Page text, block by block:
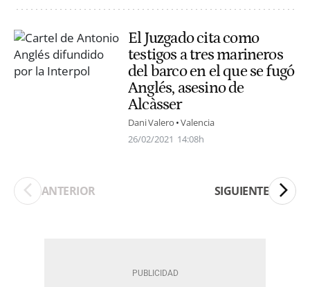
El Juzgado cita como
testigos a tres marineros
del barco en el que se fugó
Anglés, asesino de
Alcàsser
Dani Valero Valencia
26/02/2021 14:08h
ANTERIOR SIGUIENTE